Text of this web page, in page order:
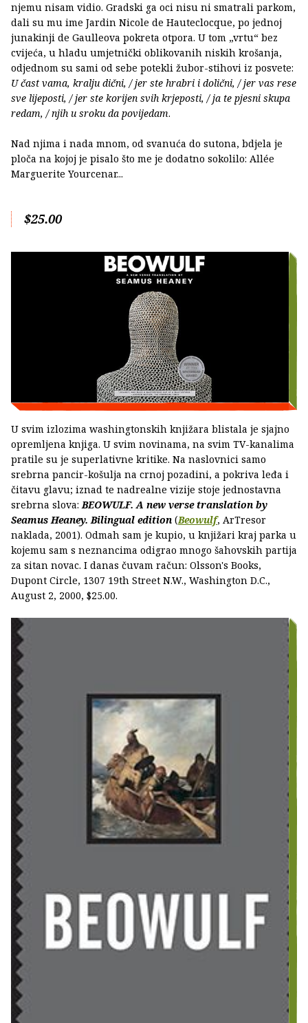
njemu nisam vidio. Gradski ga oci nisu ni smatrali parkom,
dali su mu ime Jardin Nicole de Hauteclocque, po jednoj
junakinji de Gaulleova pokreta otpora. U tom „vrtu“ bez
cvijeća, u hladu umjetnički oblikovanih niskih krošanja,
odjednom su sami od sebe potekli žubor-stihovi iz posvete:
U čast vama, kralju dični, / jer ste hrabri i dolični, / jer vas rese
sve lijeposti, / jer ste korijen svih krjeposti, / ja te pjesni skupa
redam, / njih u sroku da povijedam.
Nad njima i nada mnom, od svanuća do sutona, bdjela je
ploča na kojoj je pisalo što me je dodatno sokolilo: Allée
Marguerite Yourcenar...
$25.00
U svim izlozima washingtonskih knjižara blistala je sjajno
opremljena knjiga. U svim novinama, na svim TV-kanalima
pratile su je superlativne kritike. Na naslovnici samo
srebrna pancir-košulja na crnoj pozadini, a pokriva leđa i
čitavu glavu; iznad te nadrealne vizije stoje jednostavna
srebrna slova:BEOWULF. A new verse translation by
Seamus Heaney. Bilingual edition (Beowulf, ArTresor
naklada, 2001). Odmah sam je kupio, u knjižari kraj parka u
kojemu sam s neznancima odigrao mnogo šahovskih partija
za sitan novac. I danas čuvam račun: Olsson's Books,
Dupont Circle, 1307 19th Street N.W., Washington D.C.,
August 2, 2000, $25.00.